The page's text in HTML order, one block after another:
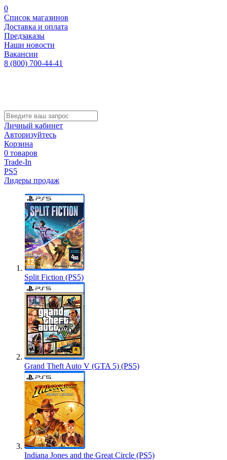
0
Список магазинов
Доставка и оплата
Предзаказы
Наши новости
Вакансии
8 (800) 700-44-41
Личный кабинет
Авторизуйтесь
Корзина
0 товаров
Trade-In
PS5
Лидеры продаж
Split Fiction (PS5)
Grand Theft Auto V (GTA 5) (PS5)
Indiana Jones and the Great Circle (PS5)